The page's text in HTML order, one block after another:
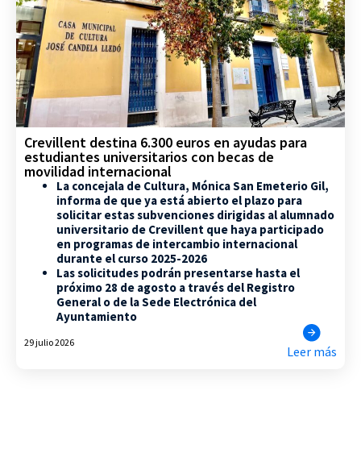
Crevillent destina 6.300 euros en ayudas para
estudiantes universitarios con becas de
movilidad internacional
La concejala de Cultura, Mónica San Emeterio Gil,
informa de que ya está abierto el plazo para
solicitar estas subvenciones dirigidas al alumnado
universitario de Crevillent que haya participado
en programas de intercambio internacional
durante el curso 2025-2026
Las solicitudes podrán presentarse hasta el
próximo 28 de agosto a través del Registro
General o de la Sede Electrónica del
Ayuntamiento
29 julio 2026
Leer más